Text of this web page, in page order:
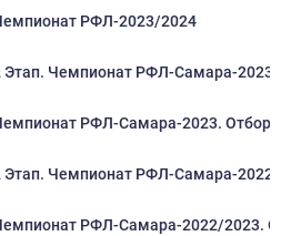
РФЛ-2023/2024
Этап. Чемпионат РФЛ-Самара-2023
РФЛ-Самара-2023.
Этап. Чемпионат РФЛ-Самара-
РФЛ-Самара-2022/2023.